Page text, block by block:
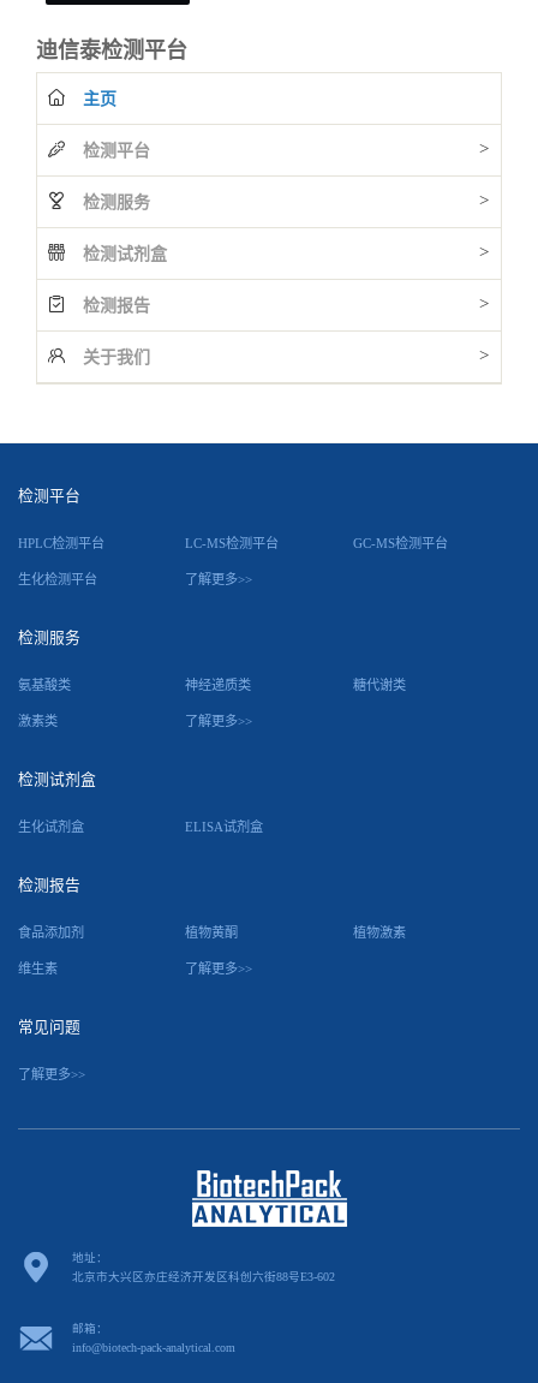
迪信泰检测平台
主页
检测平台 >
检测服务 >
检测试剂盒 >
检测报告 >
关于我们 >
检测平台
HPLC检测平台 LC-MS检测平台 GC-MS检测平台
生化检测平台 了解更多>>
检测服务
氨基酸类 神经递质类 糖代谢类
激素类 了解更多>>
检测试剂盒
生化试剂盒 ELISA试剂盒
检测报告
食品添加剂 植物黄酮 植物激素
维生素 了解更多>>
常见问题
了解更多>>
地址：
北京市大兴区亦庄经济开发区科创六街88号E3-602
邮箱：
info@biotech-pack-analytical.com